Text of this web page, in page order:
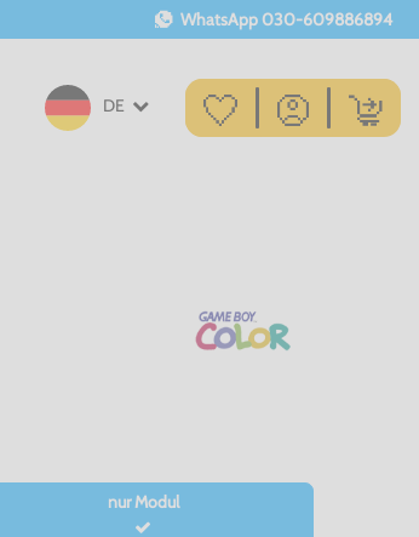
WhatsApp 030-609886894
DE
nur Modul